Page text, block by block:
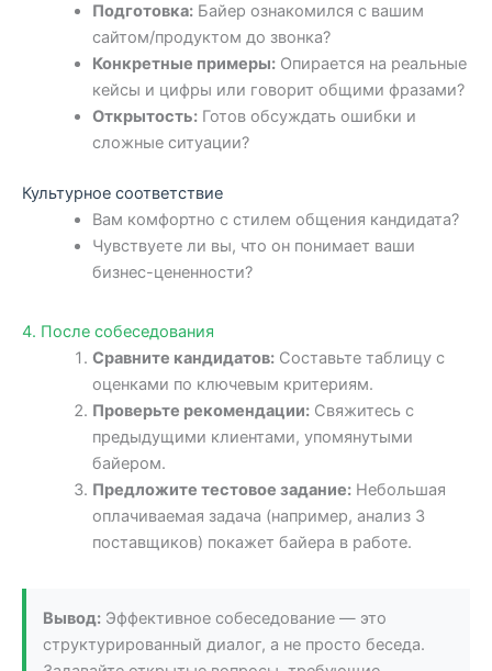
Подготовка:Байер ознакомился с вашим
сайтом/продуктом до звонка?
Конкретные примеры:Опирается на реальные
кейсы и цифры или говорит общими фразами?
Открытость:Готов обсуждать ошибки и
сложные ситуации?
Культурное соответствие
Вам комфортно с стилем общения кандидата?
Чувствуете ли вы, что он понимает ваши
бизнес-цененности?
4. После собеседования
Сравните кандидатов:Составьте таблицу с
оценками по ключевым критериям.
Проверьте рекомендации:Свяжитесь с
предыдущими клиентами, упомянутыми
байером.
Предложите тестовое задание:Небольшая
оплачиваемая задача (например, анализ 3
поставщиков) покажет байера в работе.
Вывод: Эффективное собеседование — это
структурированный диалог, а не просто беседа.